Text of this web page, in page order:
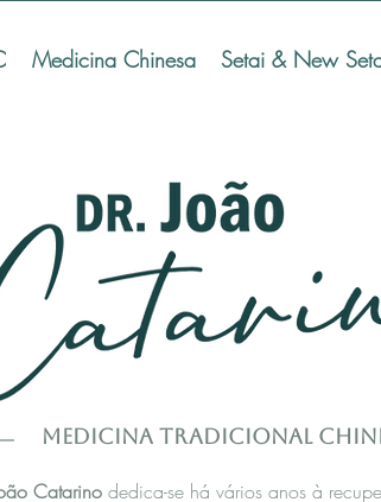
Medicina Chinesa Setai & New
Medicina Tradicional
Catarino dedica-se há vários anos à